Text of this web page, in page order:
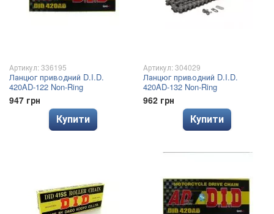
Артикул: 336195
Ланцюг приводний D.I.D.
420AD-122 Non-Ring
947 грн
Купити
Артикул: 304029
Ланцюг приводний D.I.D.
420AD-132 Non-Ring
962 грн
Купити